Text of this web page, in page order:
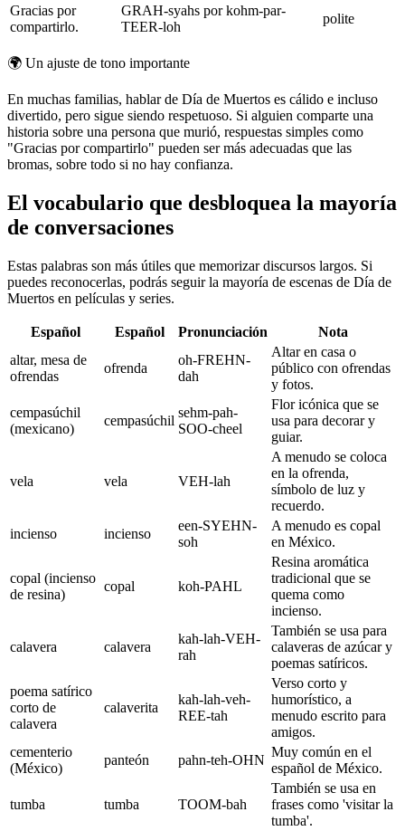
Gracias por
compartirlo.
GRAH-syahs por kohm-par-
TEER-loh
polite
🌍 Un ajuste de tono importante
En muchas familias, hablar de Día de Muertos es cálido e incluso
divertido, pero sigue siendo respetuoso. Si alguien comparte una
historia sobre una persona que murió, respuestas simples como
"Gracias por compartirlo" pueden ser más adecuadas que las
bromas, sobre todo si no hay confianza.
El vocabulario que desbloquea la mayoría
de conversaciones
Estas palabras son más útiles que memorizar discursos largos. Si
puedes reconocerlas, podrás seguir la mayoría de escenas de Día de
Muertos en películas y series.
Español Español Pronunciación
Nota
altar, mesa de
ofrendas
ofrenda
oh-FREHN-
dah
Altar en casa o
público con ofrendas
y fotos.
cempasúchil
(mexicano)
cempasúchil
sehm-pah-
SOO-cheel
Flor icónica que se
usa para decorar y
guiar.
vela vela VEH-lah
A menudo se coloca
en la ofrenda,
símbolo de luz y
recuerdo.
incienso
incienso
een-SYEHN-
soh
A menudo es copal
en México.
copal (incienso
de resina)
copal koh-PAHL
Resina aromática
tradicional que se
quema como
incienso.
calavera calavera
kah-lah-VEH-
rah
También se usa para
calaveras de azúcar y
poemas satíricos.
poema satírico
corto de
calavera
calaverita
kah-lah-veh-
REE-tah
Verso corto y
humorístico, a
menudo escrito para
amigos.
cementerio
(México)
panteón pahn-teh-OHN
Muy común en el
español de México.
tumba tumba TOOM-bah
También se usa en
frases como 'visitar la
tumba'.